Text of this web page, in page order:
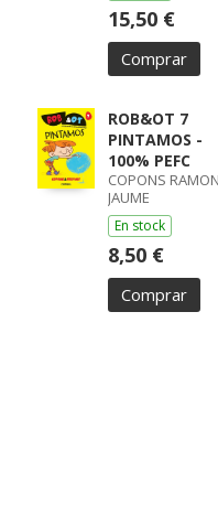
15,50 €
Comprar
ROB&OT 7
PINTAMOS -
100% PEFC
COPONS
JAUME
En stock
8,50 €
Comprar